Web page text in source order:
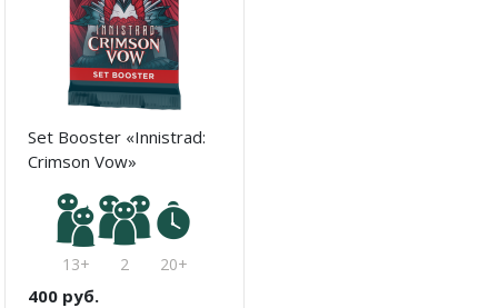
Set Booster «Innistrad:
Crimson Vow»
13+ 2 20+
400 руб.